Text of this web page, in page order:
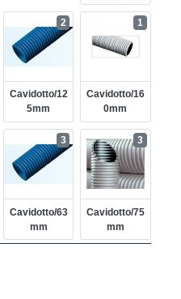
Cavidotto/12
5mm
2
Cavidotto/16
0mm
1
Cavidotto/63
Mm
3
Cavidotto/75
Mm
3